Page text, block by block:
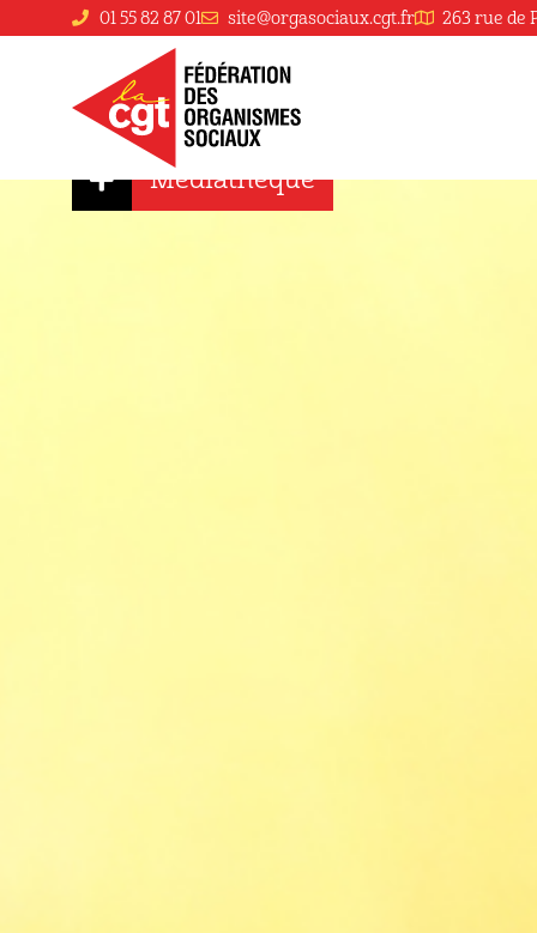
01 55 82 87 01 site@orgasociaux.cgt.fr 263 rue de
Salaires en
Médiathèque